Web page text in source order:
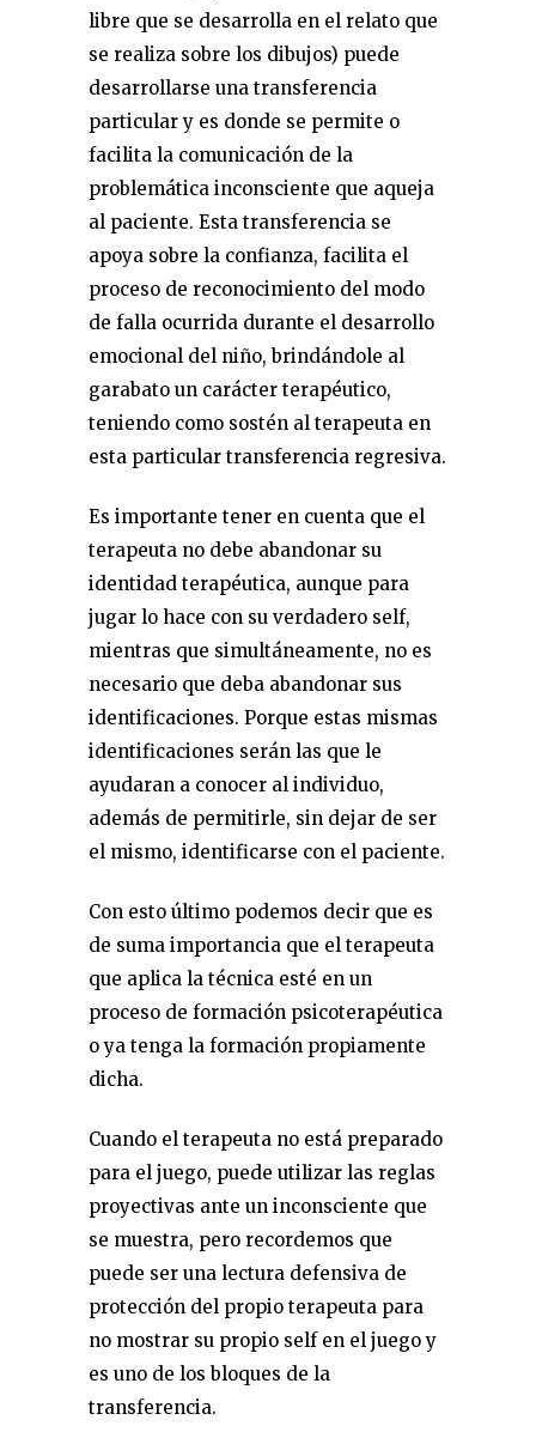
libre que se desarrolla en el relato que
se realiza sobre los dibujos) puede
desarrollarse una transferencia
particular y es donde se permite o
facilita la comunicación de la
problemática inconsciente que aqueja
al paciente. Esta transferencia se
apoya sobre la confianza, facilita el
proceso de reconocimiento del modo
de falla ocurrida durante el desarrollo
emocional del niño, brindándole al
garabato un carácter terapéutico,
teniendo como sostén al terapeuta en
esta particular transferencia regresiva.
Es importante tener en cuenta que el
terapeuta no debe abandonar su
identidad terapéutica, aunque para
jugar lo hace con su verdadero self,
mientras que simultáneamente, no es
necesario que deba abandonar sus
identificaciones. Porque estas mismas
identificaciones serán las que le
ayudaran a conocer al individuo,
además de permitirle, sin dejar de ser
el mismo, identificarse con el paciente.
Con esto último podemos decir que es
de suma importancia que el terapeuta
que aplica la técnica esté en un
proceso de formación psicoterapéutica
o ya tenga la formación propiamente
dicha.
Cuando el terapeuta no está preparado
para el juego, puede utilizar las reglas
proyectivas ante un inconsciente que
se muestra, pero recordemos que
puede ser una lectura defensiva de
protección del propio terapeuta para
no mostrar su propio self en el juego y
es uno de los bloques de la
transferencia.